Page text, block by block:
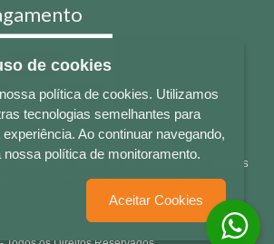
0001-20 - Térreo Bourbon Shopping - AV. NAÇÕES
- RIO BRANCO - - NOVO HAMBURGO - RS
de cookies
política de cookies. Utilizamos
tecnologias semelhantes para
Ao continuar navegando,
política de monitoramento.
Aceitar Cookies